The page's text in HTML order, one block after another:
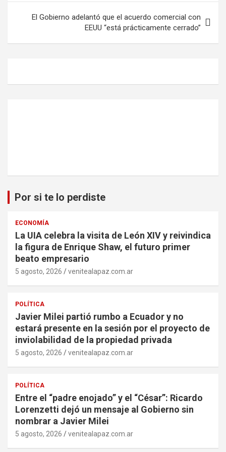
El Gobierno adelantó que el acuerdo comercial con
EEUU “está prácticamente cerrado”
Por si te lo perdiste
ECONOMÍA
La UIA celebra la visita de León XIV y reivindica
la figura de Enrique Shaw, el futuro primer
beato empresario
5 agosto, 2026 venitealapaz.com.ar
POLÍTICA
Javier Milei partió rumbo a Ecuador y no
estará presente en la sesión por el proyecto de
inviolabilidad de la propiedad privada
5 agosto, 2026 venitealapaz.com.ar
POLÍTICA
Entre el “padre enojado” y el “César”: Ricardo
Lorenzetti dejó un mensaje al Gobierno sin
nombrar a Javier Milei
5 agosto, 2026 venitealapaz.com.ar